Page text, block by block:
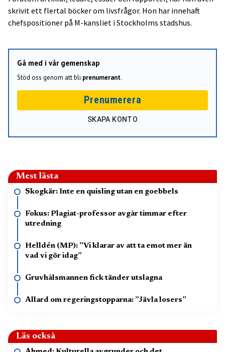
skrivit ett flertal böcker om livsfrågor. Hon har innehaft
chefspositioner på M-kansliet i Stockholms stadshus.
Gå med i vår gemenskap
Stöd oss genom att bli prenumerant.
Prenumerera
SKAPA KONTO
Mest lästa
Skogkär: Inte en quisling utan en goebbels
Fokus: Plagiat-professor avgår timmar efter
utredning
Helldén (MP): ”Vi klarar av att ta emot mer än
vad vi gör idag”
Gruvhålsmannen fick tänder utslagna
Allard om regeringstopparna: ”Jävla losers”
Läs också